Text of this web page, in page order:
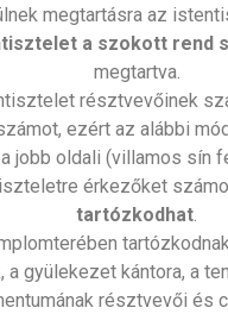
megtartásra az
a szokott rend
megtartva.
résztvevőinek
ezért az alábbi
jobb oldali (villamos sín
érkezőket
tartózkodhat.
a gyülekezet kántora, a
résztvevői és